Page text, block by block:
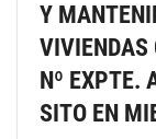
Y
VIVIENDAS
Nº EXPTE.
SITO EN